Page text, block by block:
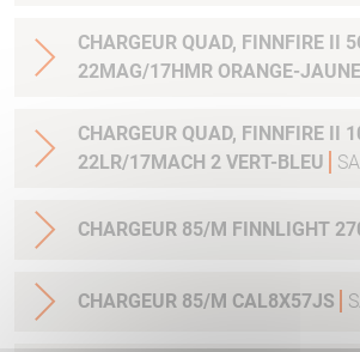
CHARGEUR QUAD, FINNFIRE II
22MAG/17HMR ORANGE-JAUNE
CHARGEUR QUAD, FINNFIRE II
22LR/17MACH 2 VERT-BLEU
CHARGEUR 85/M FINNLIGHT
CHARGEUR 85/M CAL8X57JS